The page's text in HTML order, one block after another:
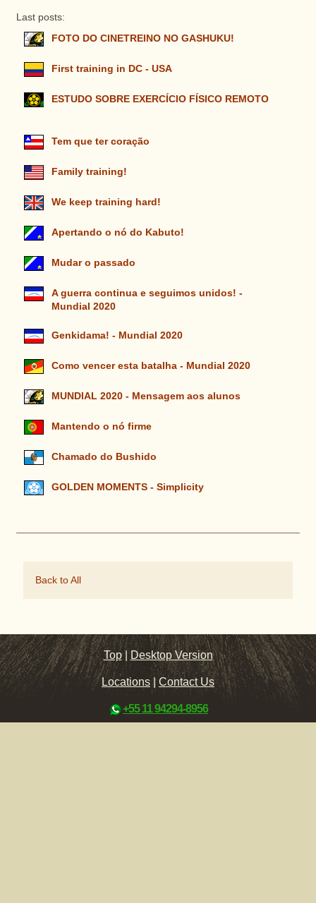
Last posts:
FOTO DO CINETREINO NO GASHUKU!
First training in DC - USA
ESTUDO SOBRE EXERCÍCIO FÍSICO REMOTO
Tem que ter coração
Family training!
We keep training hard!
Apertando o nó do Kabuto!
Mudar o passado
A guerra continua e seguimos unidos! -
Mundial 2020
Genkidama! - Mundial 2020
Como vencer esta batalha - Mundial 2020
MUNDIAL 2020 - Mensagem aos alunos
Mantendo o nó firme
Chamado do Bushido
GOLDEN MOMENTS - Simplicity
Back to All
Top |Desktop Version
Locations|Contact Us
+55 11 94294-8956